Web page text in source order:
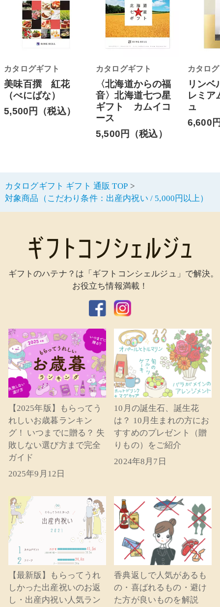
カタログギフト
美味百撰 紅花
（べにばな）
5,500円（税込）
カタログギフト
〈北海道からの福
音〉北海道七つ星
ギフト カムイコ
ース
5,500円（税込）
カタロ
リン
レミ
ュ
6,600
カタログギフト ギフト 通販 TOP
対象商品（こだわり条件：出産内祝い / 5,000円以上）
ギフトのハテナ？は「ギフトコンシェルジュ」で解決。
お役立ち情報満載！
【2025年版】もらってう
れしいお歳暮ランキン
グ！ いつまでに贈る？ 失
敗しない選び方まで完全
ガイド
2025年9月12日
10月の誕生石、誕生花
は？ 10月生まれの方にお
すすめのプレゼント（贈
りもの）をご紹介
2024年8月7日
【最新版】もらってうれ
しかった出産祝いのお返
し・出産内祝い人気ラン
香典返しで人気があるも
の・喜ばれるもの・避け
た方が良いものを解説